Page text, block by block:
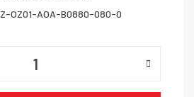
Z-OZ01-AOA-B0880-080-0